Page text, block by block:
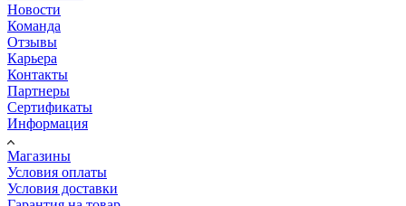
Новости
Команда
Отзывы
Карьера
Контакты
Партнеры
Сертификаты
Информация
Магазины
Условия оплаты
Условия доставки